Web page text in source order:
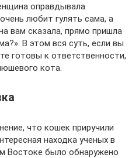
оправдывала
любит гулять сама, а
вам сказала, прямо пришла
В этом вся суть, если вы
готовы к ответственности,
кота.
что кошек приручили
находка ученых в
Востоке было обнаружено